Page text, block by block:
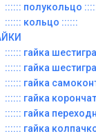
:::::: полукольцо
:::::: кольцо ::::::
:::::: гайка
:::::: гайка
:::::: гайка
:::::: гайка
:::::: гайка
:::::: гайка